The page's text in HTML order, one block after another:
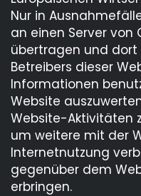
Nur in
an einen Server von
übertragen und dort
Betreibers dieser
Informationen
Website
Website-Aktivitäten
um weitere mit der
Internetnutzung
gegenüber dem
erbringen.